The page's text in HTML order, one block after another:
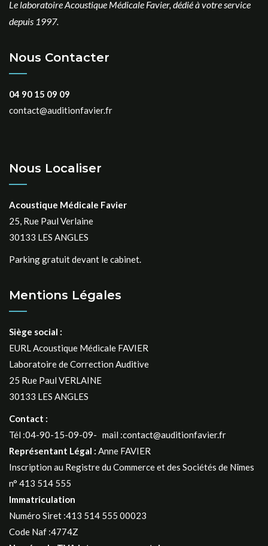
Le laboratoire Acoustique Médicale Favier, dédié à votre service
depuis 1997.
Nous Contacter
04 90 15 09 09
contact@auditionfavier.fr
Nous Localiser
Acoustique Médicale Favier
25, Rue Paul Verlaine
30133 LES ANGLES
Parking gratuit devant le cabinet.
Mentions Légales
Siège social :
EURL Acoustique Médicale FAVIER
Laboratoire de Correction Auditive
25 Rue Paul VERLAINE
30133 LES ANGLES
Contact :
Tél :04-90-15-09-09- mail :contact@auditionfavier.fr
Représentant Légal : Anne FAVIER
Inscription au Registre du Commerce et des Sociétés de Nîmes
n° 413 514 555
Immatriculation
Numéro Siret :413 514 555 00023
Code Naf :4774Z